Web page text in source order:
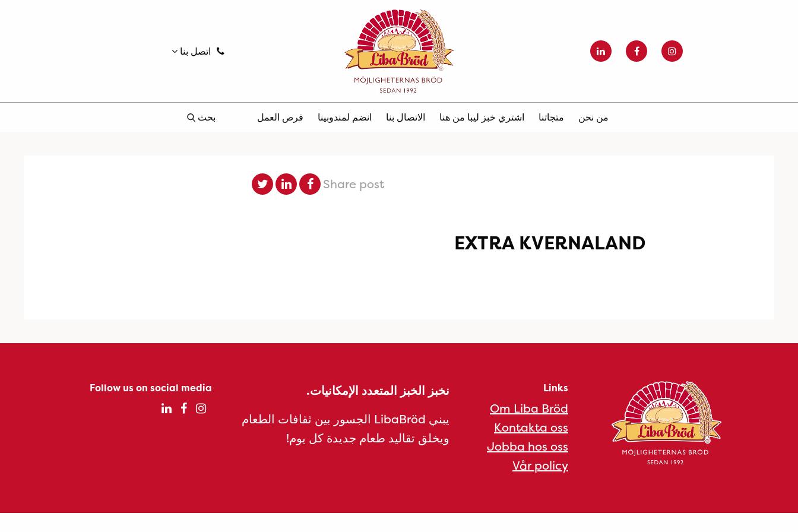
اتصل بنا
من نحن متجاتنا اشتري خبز ليبا من هنا الاتصال بنا انضم لمندوبينا فرص العمل بحث
Share post
EXTRA KVERNALAND
Links
Om Liba Bröd
Kontakta oss
Jobba hos oss
Vår policy
نخبز الخبز المتعدد الإمكانيات.
يبني LibaBröd الجسور بين ثقافات الطعام
ويخلق تقاليد طعام جديدة كل يوم!
Follow us on social media